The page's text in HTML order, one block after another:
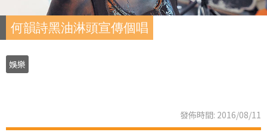
何韻詩黑油淋頭宣傳個唱
娛樂
發佈時間: 2016/08/11